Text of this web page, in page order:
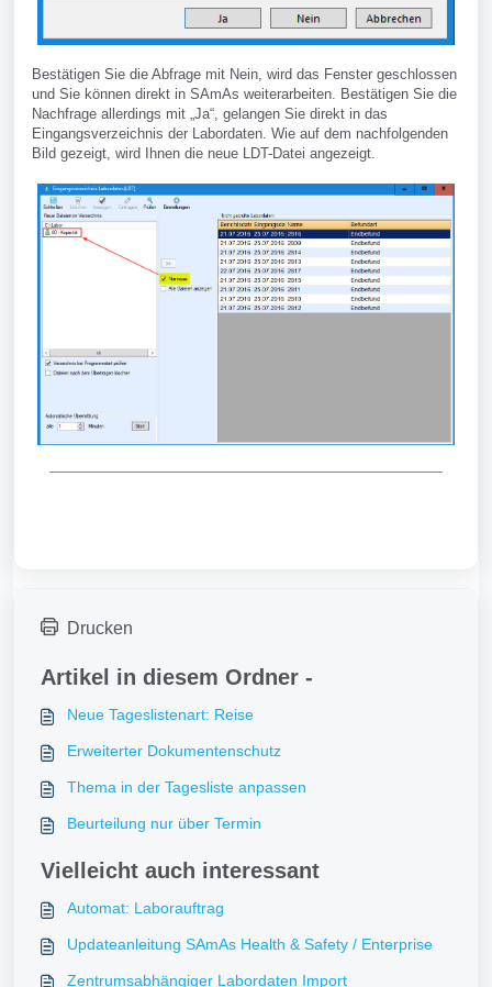
Bestätigen Sie die Abfrage mit Nein, wird das Fenster geschlossen
und Sie können direkt in SAmAs weiterarbeiten. Bestätigen Sie die
Nachfrage allerdings mit „Ja“, gelangen Sie direkt in das
Eingangsverzeichnis der Labordaten. Wie auf dem nachfolgenden
Bild gezeigt, wird Ihnen die neue LDT-Datei angezeigt.
Drucken
Artikel in diesem Ordner -
Neue Tageslistenart: Reise
Erweiterter Dokumentenschutz
Thema in der Tagesliste anpassen
Beurteilung nur über Termin
Vielleicht auch interessant
Automat: Laborauftrag
Updateanleitung SAmAs Health & Safety / Enterprise
Zentrumsabhängiger Labordaten Import